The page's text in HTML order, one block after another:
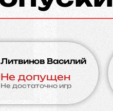
Литвинов Василий
Не допущен
Не достаточно игр